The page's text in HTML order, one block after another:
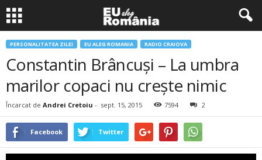
PERSONALITATEA ZILEI EU ALEG ROMANIA RADIO CRAIOVA
Constantin Brâncuși – La umbra
marilor copaci nu crește nimic
Încarcat de Andrei Cretoiu - sept. 15, 2015 7594 2
Facebook Twitter